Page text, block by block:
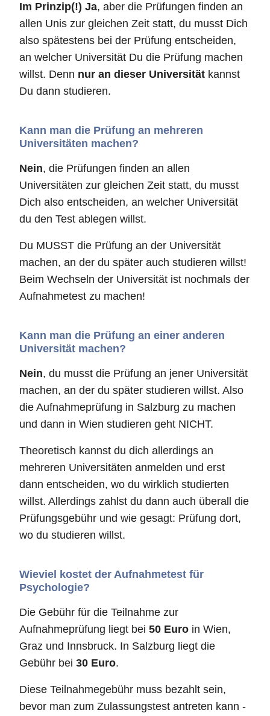
Im Prinzip(!) Ja, aber die Prüfungen finden an
allen Unis zur gleichen Zeit statt, du musst Dich
also spätestens bei der Prüfung entscheiden,
an welcher Universität Du die Prüfung machen
willst. Denn nur an dieser Universität kannst
Du dann studieren.
Kann man die Prüfung an mehreren
Universitäten machen?
Nein, die Prüfungen finden an allen
Universitäten zur gleichen Zeit statt, du musst
Dich also entscheiden, an welcher Universität
du den Test ablegen willst.
Du MUSST die Prüfung an der Universität
machen, an der du später auch studieren willst!
Beim Wechseln der Universität ist nochmals der
Aufnahmetest zu machen!
Kann man die Prüfung an einer anderen
Universität machen?
Nein, du musst die Prüfung an jener Universität
machen, an der du später studieren willst. Also
die Aufnahmeprüfung in Salzburg zu machen
und dann in Wien studieren geht NICHT.
Theoretisch kannst du dich allerdings an
mehreren Universitäten anmelden und erst
dann entscheiden, wo du wirklich studierten
willst. Allerdings zahlst du dann auch überall die
Prüfungsgebühr und wie gesagt: Prüfung dort,
wo du studieren willst.
Wieviel kostet der Aufnahmetest für
Psychologie?
Die Gebühr für die Teilnahme zur
Aufnahmeprüfung liegt bei 50 Euro in Wien,
Graz und Innsbruck. In Salzburg liegt die
Gebühr bei 30 Euro.
Diese Teilnahmegebühr muss bezahlt sein,
bevor man zum Zulassungstest antreten kann -